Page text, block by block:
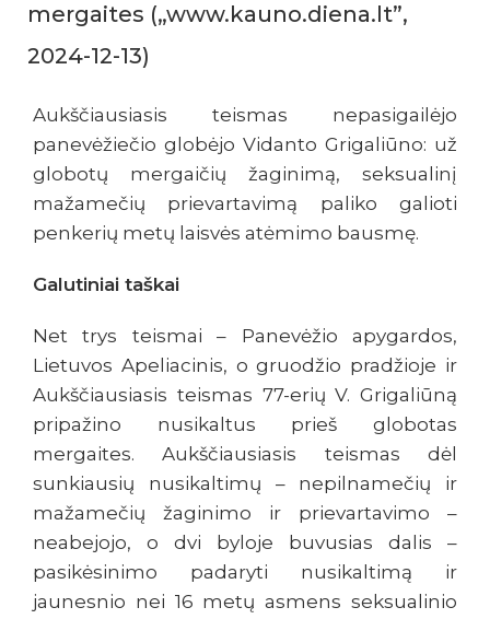
mergaites („www.kauno.diena.lt”,
2024-12-13)
Aukščiausiasis teismas nepasigailėjo
panevėžiečio globėjo Vidanto Grigaliūno: už
globotų mergaičių žaginimą, seksualinį
mažamečių prievartavimą paliko galioti
penkerių metų laisvės atėmimo bausmę.
Galutiniai taškai
Net trys teismai – Panevėžio apygardos,
Lietuvos Apeliacinis, o gruodžio pradžioje ir
Aukščiausiasis teismas 77-erių V. Grigaliūną
pripažino nusikaltus prieš globotas
mergaites. Aukščiausiasis teismas dėl
sunkiausių nusikaltimų – nepilnamečių ir
mažamečių žaginimo ir prievartavimo –
neabejojo, o dvi byloje buvusias dalis –
pasikėsinimo padaryti nusikaltimą ir
jaunesnio nei 16 metų asmens seksualinio